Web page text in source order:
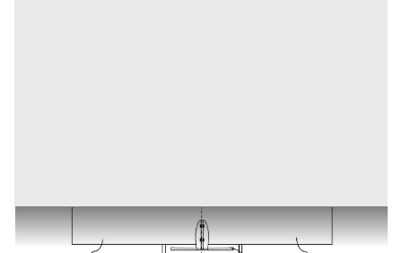
Sistema per velivolo a propulsione umana